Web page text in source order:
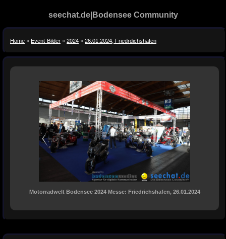
seechat.de|Bodensee Community
Home » Event-Bilder » 2024 » 26.01.2024, Friedrdichshafen
Motorradwelt Bodensee 2024 Messe: Friedrichshafen, 26.01.2024